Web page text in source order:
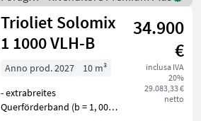
Mischschnecken aus h
/ Seko
Trioliet Solomix
1 1000 VLH-B
34.900
€
inclusa IVA
20%
29.083,33 €
netto
Anno prod. 2027
10 m³
- extrabreites
Querförderband (b = 1, 00